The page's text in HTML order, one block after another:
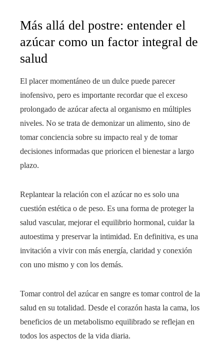
Más allá del postre: entender el
azúcar como un factor integral de
salud
El placer momentáneo de un dulce puede parecer
inofensivo, pero es importante recordar que el exceso
prolongado de azúcar afecta al organismo en múltiples
niveles. No se trata de demonizar un alimento, sino de
tomar conciencia sobre su impacto real y de tomar
decisiones informadas que prioricen el bienestar a largo
plazo.
Replantear la relación con el azúcar no es solo una
cuestión estética o de peso. Es una forma de proteger la
salud vascular, mejorar el equilibrio hormonal, cuidar la
autoestima y preservar la intimidad. En definitiva, es una
invitación a vivir con más energía, claridad y conexión
con uno mismo y con los demás.
Tomar control del azúcar en sangre es tomar control de la
salud en su totalidad. Desde el corazón hasta la cama, los
beneficios de un metabolismo equilibrado se reflejan en
todos los aspectos de la vida diaria.